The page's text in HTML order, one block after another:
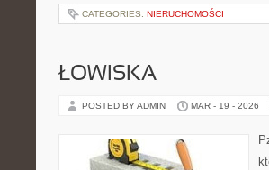
CATEGORIES: NIERUCHOMOŚCI
ŁOWISKA
POSTED BY ADMIN MAR - 19 - 2026